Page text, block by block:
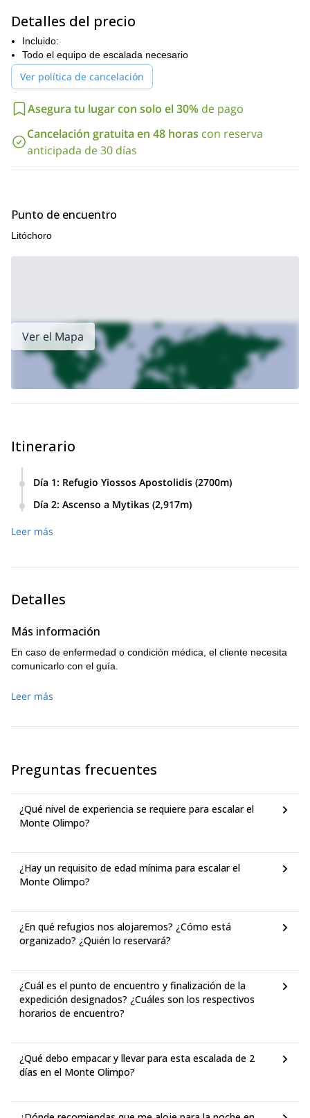
hermosa montaña tiene para ofrecer. Te garantizo que te
enamorarás de Grecia.
Para más aventuras en Grecia, asegúrate de revisar las
excursiones de escalada en roca que ofrezco en
Atenas.
Detalles del precio
Incluido:
Todo el equipo de escalada necesario
Ver política de cancelación
Asegura tu lugar con solo el 30% de pago
Cancelación gratuita en 48 horas con reserva
anticipada de 30 días
Punto de encuentro
Litóchoro
Ver el Mapa
Itinerario
Día 1: Refugio Yiossos Apostolidis (2700m)
en el medio del camino y es excelente para una parada
llegaremos al refugio Yiossos Apostolidis en la tarde, donde
desde el inicio de la caminata.
Día 2: Ascenso a Mytikas (2,917m)
camino que el ascenso), o a través del Spilios Agapitos. En
Leer más
Detalles
Más información
En caso de enfermedad o condición médica, el cliente necesita
comunicarlo con el guía.
Leer más
Preguntas frecuentes
¿Qué nivel de experiencia se requiere para escalar el
Monte Olimpo?
¿Hay un requisito de edad mínima para escalar el
Monte Olimpo?
¿En qué refugios nos alojaremos? ¿Cómo está
organizado? ¿Quién lo reservará?
¿Cuál es el punto de encuentro y finalización de la
expedición designados? ¿Cuáles son los respectivos
horarios de encuentro?
¿Qué debo empacar y llevar para esta escalada de 2
días en el Monte Olimpo?